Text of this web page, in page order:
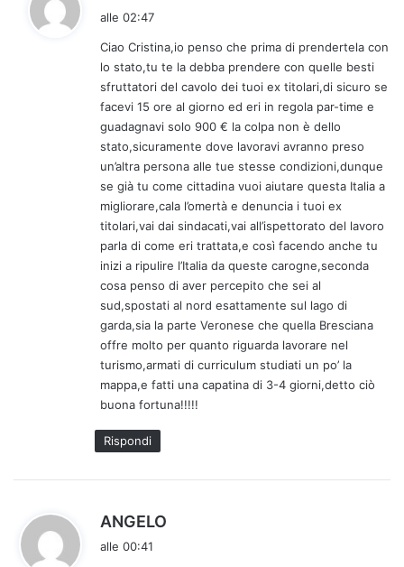
e
t
o
:
alle 02:47
Ciao Cristina,io penso che prima di prendertela con
lo stato,tu te la debba prendere con quelle besti
sfruttatori del cavolo dei tuoi ex titolari,di sicuro se
facevi 15 ore al giorno ed eri in regola par-time e
guadagnavi solo 900 € la colpa non è dello
stato,sicuramente dove lavoravi avranno preso
un’altra persona alle tue stesse condizioni,dunque
se già tu come cittadina vuoi aiutare questa Italia a
migliorare,cala l’omertà e denuncia i tuoi ex
titolari,vai dai sindacati,vai all’ispettorato del lavoro
parla di come eri trattata,e così facendo anche tu
inizi a ripulire l’Italia da queste carogne,seconda
cosa penso di aver percepito che sei al
sud,spostati al nord esattamente sul lago di
garda,sia la parte Veronese che quella Bresciana
offre molto per quanto riguarda lavorare nel
turismo,armati di curriculum studiati un po’ la
mappa,e fatti una capatina di 3-4 giorni,detto ciò
buona fortuna!!!!!
Rispondi
ANGELO
alle 00:41